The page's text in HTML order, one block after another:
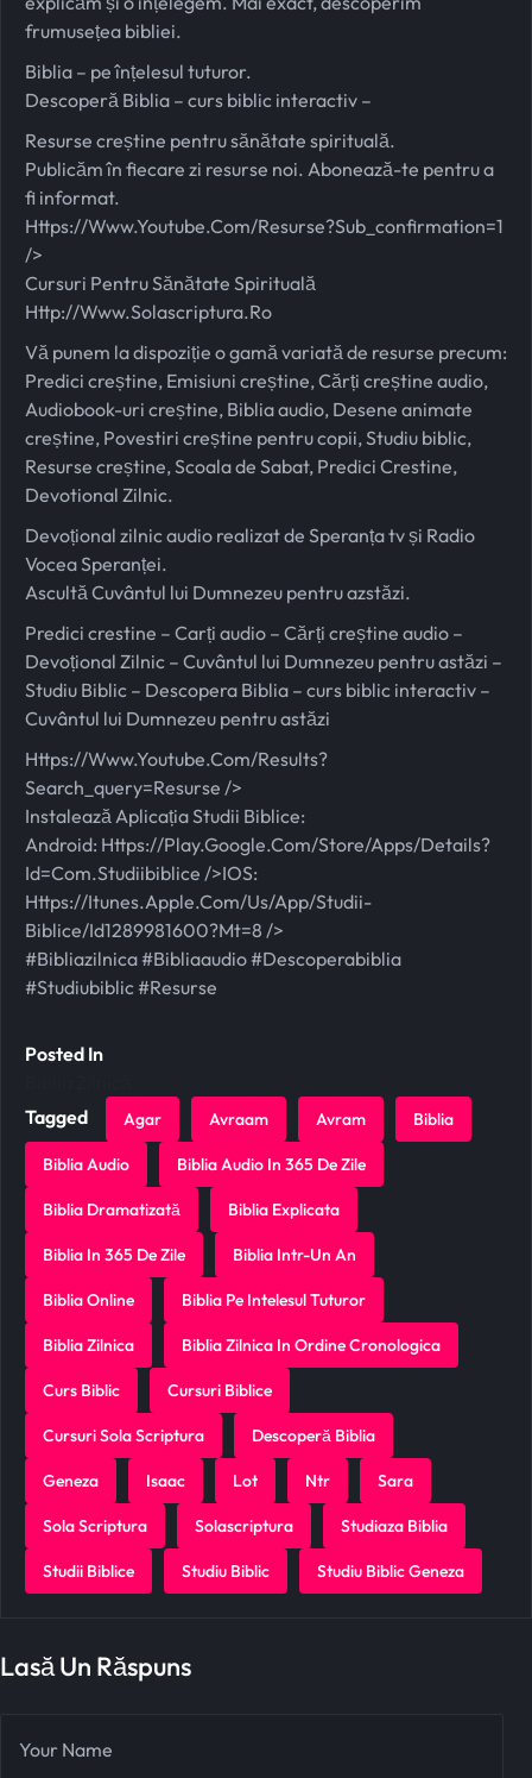
frumusețea bibliei.
Biblia – pe înțelesul tuturor.
Descoperă Biblia – curs biblic interactiv –
Resurse creștine pentru sănătate spirituală.
Publicăm în fiecare zi resurse noi. Abonează-te pentru a
fi informat.
Https://www.youtube.com/resurse?sub_confirmation=1
/>
Cursuri Pentru Sănătate Spirituală
Http://www.solascriptura.ro
Vă punem la dispoziție o gamă variată de resurse precum:
Predici creștine, Emisiuni creștine, Cărți creștine audio,
Audiobook-uri creștine, Biblia audio, Desene animate
creștine, Povestiri creștine pentru copii, Studiu biblic,
Resurse creștine, Scoala de Sabat, Predici Crestine,
Devotional Zilnic.
Devoțional zilnic audio realizat de Speranța tv și Radio
Vocea Speranței.
Ascultă Cuvântul lui Dumnezeu pentru azstăzi.
Predici crestine – Carți audio – Cărți creștine audio –
Devoțional Zilnic – Cuvântul lui Dumnezeu pentru astăzi –
Studiu Biblic – Descopera Biblia – curs biblic interactiv –
Cuvântul lui Dumnezeu pentru astăzi
Https://www.youtube.com/results?
Search_query=resurse />
Instalează Aplicația Studii Biblice:
Android: Https://play.google.com/store/apps/details?
Id=com.studiibiblice />iOS:
Https://itunes.apple.com/us/app/studii-
Biblice/id1289981600?mt=8 />
#bibliazilnica #bibliaaudio #descoperabiblia
#studiubiblic #resurse
Posted In
Tagged
Agar Avraam Avram Biblia
Biblia Audio Biblia Audio In 365 De Zile
Biblia Dramatizată Biblia Explicata
Biblia In 365 De Zile Biblia Intr-Un An
Biblia Online Biblia Pe Intelesul Tuturor
Biblia Zilnica Biblia Zilnica In Ordine Cronologica
Curs Biblic Cursuri Biblice
Cursuri Sola Scriptura Descoperă Biblia
Geneza Isaac Lot Ntr Sara
Sola Scriptura Solascriptura Studiaza Biblia
Studii Biblice Studiu Biblic Studiu Biblic Geneza
Lasă Un Răspuns